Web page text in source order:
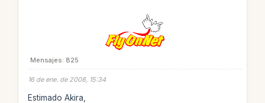
Mensajes: 825
16 de ene. de 2008, 15:34
Estimado Akira,